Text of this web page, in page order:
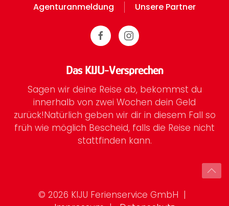
Agenturanmeldung Unsere Partner
Das KIJU-Versprechen
Sagen wir deine Reise ab, bekommst du
innerhalb von zwei Wochen dein Geld
zurück!Natürlich geben wir dir in diesem Fall so
früh wie möglich Bescheid, falls die Reise nicht
stattfinden kann.
© 2026 KIJU Ferienservice GmbH |